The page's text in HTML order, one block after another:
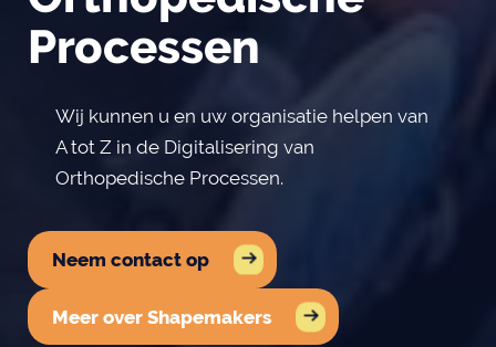
Processen
Wij kunnen u en uw organisatie helpen van
A tot Z in de Digitalisering van
Orthopedische Processen.
Neem contact op
Meer over Shapemakers